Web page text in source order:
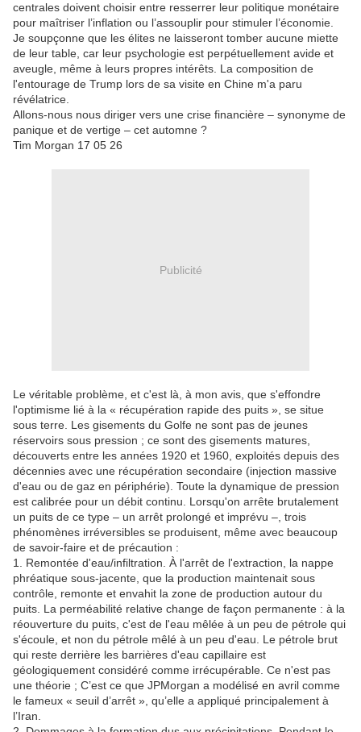
centrales doivent choisir entre resserrer leur politique monétaire
pour maîtriser l’inflation ou l’assouplir pour stimuler l’économie.
Je soupçonne que les élites ne laisseront tomber aucune miette
de leur table, car leur psychologie est perpétuellement avide et
aveugle, même à leurs propres intérêts. La composition de
l'entourage de Trump lors de sa visite en Chine m'a paru
révélatrice.
Allons-nous nous diriger vers une crise financière – synonyme de
panique et de vertige – cet automne ?
Tim Morgan 17 05 26
Publicité
Le véritable problème, et c'est là, à mon avis, que s'effondre
l'optimisme lié à la « récupération rapide des puits », se situe
sous terre. Les gisements du Golfe ne sont pas de jeunes
réservoirs sous pression ; ce sont des gisements matures,
découverts entre les années 1920 et 1960, exploités depuis des
décennies avec une récupération secondaire (injection massive
d'eau ou de gaz en périphérie). Toute la dynamique de pression
est calibrée pour un débit continu.
Lorsqu'on arrête brutalement
un puits de ce type – un arrêt prolongé et imprévu –, trois
phénomènes irréversibles se produisent, même avec beaucoup
de savoir-faire et de précaution :
1. Remontée d'eau/infiltration. À l'arrêt de l'extraction, la nappe
phréatique sous-jacente, que la production maintenait sous
contrôle, remonte et envahit la zone de production autour du
puits. La perméabilité relative change de façon permanente : à la
réouverture du puits, c'est de l'eau mêlée à un peu de pétrole qui
s'écoule, et non du pétrole mêlé à un peu d'eau.
Le pétrole brut
qui reste derrière les barrières d'eau capillaire est
géologiquement considéré comme irrécupérable. Ce n'est pas
une théorie ; C’est ce que JPMorgan a modélisé en avril comme
le fameux « seuil d’arrêt », qu’elle a appliqué principalement à
l’Iran.